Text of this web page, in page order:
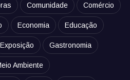
Comunidade Comércio
Economia Educação
Exposição Gastronomia
Ambiente